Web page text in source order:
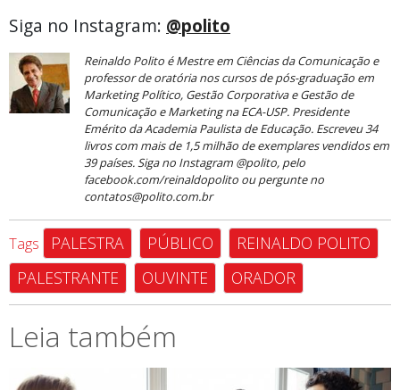
Siga no Instagram: @polito
Reinaldo Polito é Mestre em Ciências da Comunicação e
professor de oratória nos cursos de pós-graduação em
Marketing Político, Gestão Corporativa e Gestão de
Comunicação e Marketing na ECA-USP. Presidente
Emérito da Academia Paulista de Educação. Escreveu 34
livros com mais de 1,5 milhão de exemplares vendidos em
39 países. Siga no Instagram @polito, pelo
facebook.com/reinaldopolito ou pergunte no
contatos@polito.com.br
Tags PALESTRA PÚBLICO
REINALDO POLITO
PALESTRANTE
OUVINTE ORADOR
Leia também